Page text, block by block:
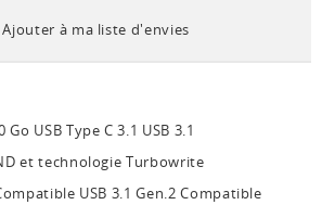
Ajouter à ma liste d'envies
USB Type C 3.1 USB 3.1
et technologie Turbowrite
USB 3.1 Gen.2 Compatible